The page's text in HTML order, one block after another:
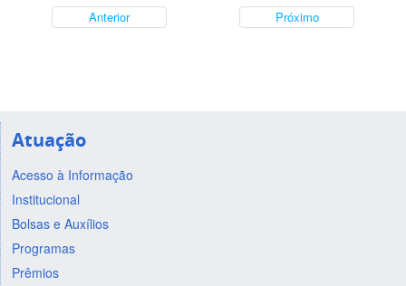
Anterior Próximo
Atuação
Acesso à Informação
Institucional
Bolsas e Auxílios
Programas
Prêmios